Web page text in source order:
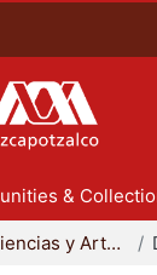
&
División de Ciencias y Artes para el Diseño